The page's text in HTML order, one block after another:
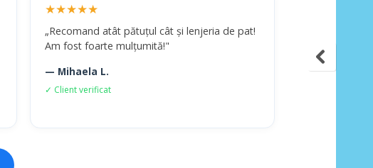
★★★★★
„Recomand atât pătuțul cât și lenjeria de pat!
Am fost foarte mulțumită!"
— Mihaela L.
✓ Client verificat